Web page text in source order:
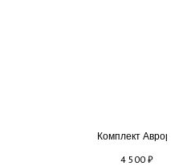
Комплект Аврора
4 500 ₽